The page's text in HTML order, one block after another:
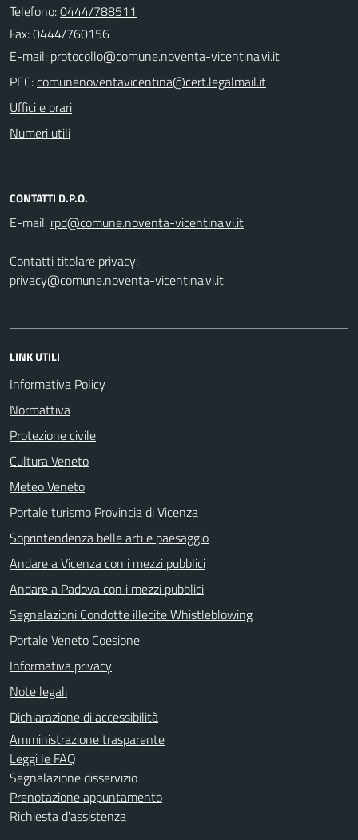
Telefono:0444/788511
Fax: 0444/760156
E-mail:
PEC:
Uffici e orari
Numeri utili
CONTATTI D.P.O.
E-mail:
Contatti titolare privacy:
privacy@comune.noventa-vicentina.vi.it
LINK UTILI
Informativa Policy
Normattiva
Protezione civile
Cultura Veneto
Meteo Veneto
Portale turismo Provincia di Vicenza
Soprintendenza belle arti e paesaggio
Andare a Vicenza con i mezzi pubblici
Andare a Padova con i mezzi pubblici
Segnalazioni Condotte illecite Whistleblowing
Portale Veneto Coesione
Informativa privacy
Note legali
Dichiarazione di accessibilità
Amministrazione trasparente
Leggi le FAQ
Segnalazione disservizio
Prenotazione appuntamento
Richiesta d'assistenza